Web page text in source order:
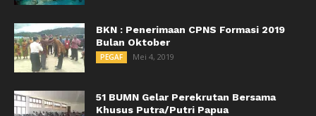
BKN : Penerimaan CPNS Formasi 2019
Bulan Oktober
PEGAF Mei 4, 2019
51 BUMN Gelar Perekrutan Bersama
Khusus Putra/Putri Papua